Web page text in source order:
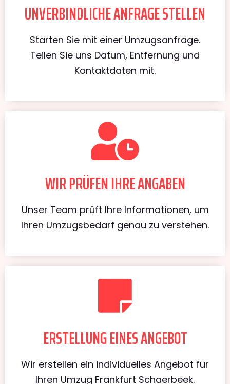
UNVERBINDLICHE ANFRAGE STELLEN
Starten Sie mit einer Umzugsanfrage.
Teilen Sie uns Datum, Entfernung und
Kontaktdaten mit.
WIR PRÜFEN IHRE ANGABEN
Unser Team prüft Ihre Informationen, um
Ihren Umzugsbedarf genau zu verstehen.
ERSTELLUNG EINES ANGEBOT
Wir erstellen ein individuelles Angebot für
Ihren Umzug Frankfurt Schaerbeek.